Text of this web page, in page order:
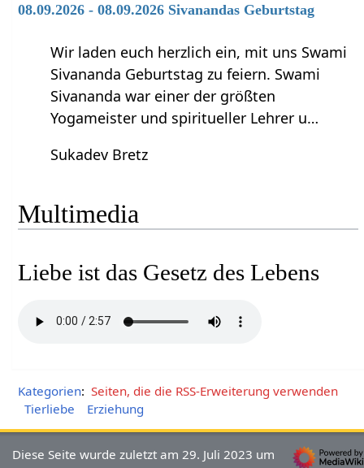
08.09.2026 - 08.09.2026 Sivanandas Geburtstag
Wir laden euch herzlich ein, mit uns Swami
Sivananda Geburtstag zu feiern. Swami
Sivananda war einer der größten
Yogameister und spiritueller Lehrer u…
Sukadev Bretz
Multimedia
Liebe ist das Gesetz des Lebens
Kategorien: Seiten, die die RSS-Erweiterung verwenden
Tierliebe
Erziehung
Diese Seite wurde zuletzt am 29. Juli 2023 um